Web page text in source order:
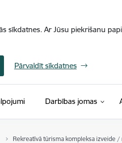
sīkdatnes. Ar Jūsu piekrišanu
Pārvaldīt sīkdatnes
Darbības jomas
Rekreatīvā tūrisma kompleksa izveide